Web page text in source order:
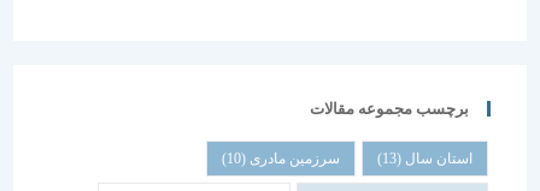
برچسب مجموعه مقالات
استان سال(13) سرزمین مادری(10)